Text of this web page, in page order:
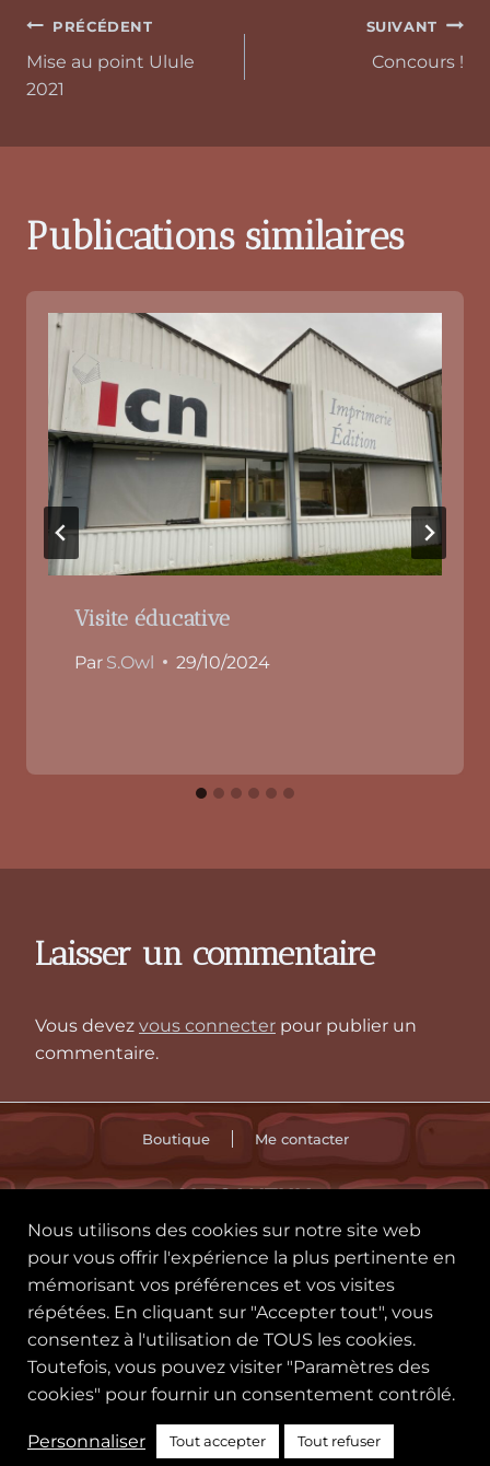
PRÉCÉDENT
Mise au point Ulule
2021
SUIVANT
Concours !
Publications similaires
Visite éducative
Par S.Owl 29/10/2024
Laisser un commentaire
Vous devez vous connecter pour publier un
commentaire.
Boutique Me contacter
ALECANTHIA
🪄 CGU Politique des cookies
Politique de confidentialité
©2022 – S.Owl
Nous utilisons des cookies sur notre site web
pour vous offrir l'expérience la plus pertinente en
mémorisant vos préférences et vos visites
répétées. En cliquant sur "Accepter tout", vous
consentez à l'utilisation de TOUS les cookies.
Toutefois, vous pouvez visiter "Paramètres des
cookies" pour fournir un consentement contrôlé.
Personnaliser Tout accepter Tout refuser